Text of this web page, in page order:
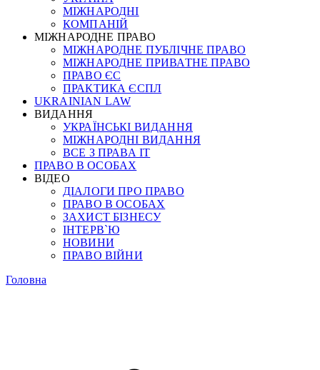
МІЖНАРОДНІ
КОМПАНІЙ
МІЖНАРОДНЕ ПРАВО
МІЖНАРОДНЕ ПУБЛІЧНЕ ПРАВО
МІЖНАРОДНЕ ПРИВАТНЕ ПРАВО
ПРАВО ЄС
ПРАКТИКА ЄСПЛ
UKRAINIAN LAW
ВИДАННЯ
УКРАЇНСЬКІ ВИДАННЯ
МІЖНАРОДНІ ВИДАННЯ
ВСЕ З ПРАВА ІТ
ПРАВО В ОСОБАХ
ВІДЕО
ДІАЛОГИ ПРО ПРАВО
ПРАВО В ОСОБАХ
ЗАХИСТ БІЗНЕСУ
ІНТЕРВ`Ю
НОВИНИ
ПРАВО ВІЙНИ
Головна